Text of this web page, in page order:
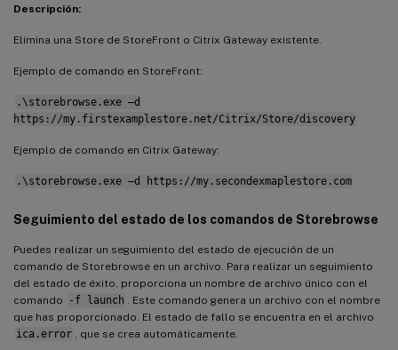
Descripción:
Elimina una Store de StoreFront o Citrix Gateway existente.
Ejemplo de comando en StoreFront:
.\storebrowse.exe –d
https://my.firstexamplestore.net/Citrix/Store/discovery
Ejemplo de comando en Citrix Gateway:
.\storebrowse.exe –d https://my.secondexmaplestore.com
Seguimiento del estado de los comandos de Storebrowse
Puedes realizar un seguimiento del estado de ejecución de un
comando de Storebrowse en un archivo. Para realizar un seguimiento
del estado de éxito, proporciona un nombre de archivo único con el
comando
-f launch
. Este comando genera un archivo con el nombre
que has proporcionado. El estado de fallo se encuentra en el archivo
ica.error
, que se crea automáticamente.